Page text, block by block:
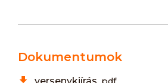
Dokumentumok